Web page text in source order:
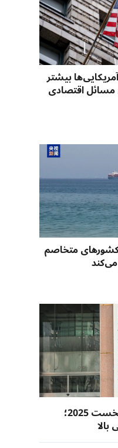
بیشتر
مسائل اقتصادی
کشورهای متخاصم
بازار ارز چین در نیمه نخست 2025؛